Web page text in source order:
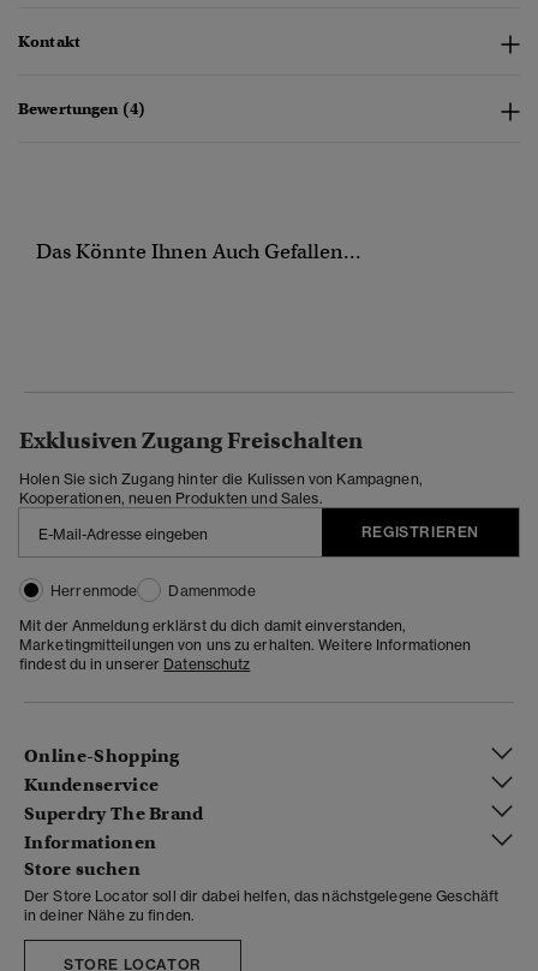
Kontakt
Bewertungen (4)
Das Könnte Ihnen Auch Gefallen...
Exklusiven Zugang Freischalten
Holen Sie sich Zugang hinter die Kulissen von Kampagnen,
Kooperationen, neuen Produkten und Sales.
REGISTRIEREN
Herrenmode
Damenmode
Mit der Anmeldung erklärst du dich damit einverstanden,
Marketingmitteilungen von uns zu erhalten. Weitere Informationen
findest du in unserer Datenschutz
Online-Shopping
Kundenservice
Superdry The Brand
Informationen
Store suchen
Der Store Locator soll dir dabei helfen, das nächstgelegene Geschäft
in deiner Nähe zu finden.
STORE LOCATOR